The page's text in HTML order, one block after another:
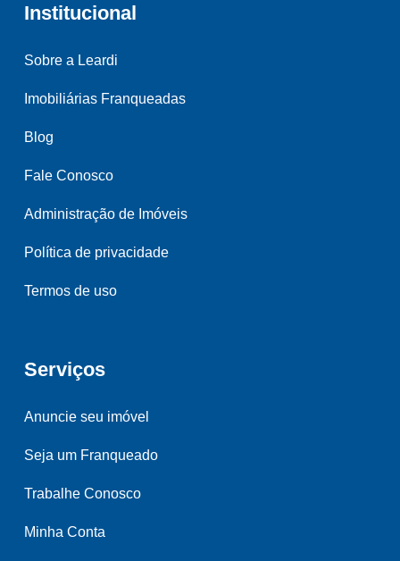
Institucional
Sobre a Leardi
Imobiliárias Franqueadas
Blog
Fale Conosco
Administração de Imóveis
Política de privacidade
Termos de uso
Serviços
Anuncie seu imóvel
Seja um Franqueado
Trabalhe Conosco
Minha Conta